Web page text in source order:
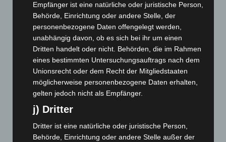
Niedersachsen: Feuerwehrkräfte kehren nach
Waldbrandeinsatz aus Spanien zurück
7. August 2026
Hannover: Erste Tigermücken-Population in Niedersachsen
entdeckt
7. August 2026
Brand im „Haus der Begegnung“ in Neuwarmbüchen schnell
6. August 2026
Region Hannover: 21 neue Notfallsanitäter starten beim
Empfänger ist eine natürliche oder juristische Person,
Behörde, Einrichtung oder andere Stelle, der
personenbezogene Daten offengelegt werden,
unabhängig davon, ob es sich bei ihr um einen
Dritten handelt oder nicht. Behörden, die im Rahmen
eines bestimmten Untersuchungsauftrags nach dem
Unionsrecht oder dem Recht der Mitgliedstaaten
möglicherweise personenbezogene Daten erhalten,
gelten jedoch nicht als Empfänger.
j) Dritter
Dritter ist eine natürliche oder juristische Person,
Behörde, Einrichtung oder andere Stelle außer der